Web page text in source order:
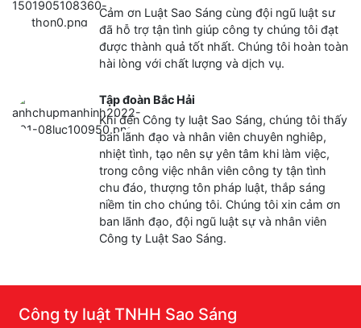
Cảm ơn Luật Sao Sáng cùng đội ngũ luật sư
đã hỗ trợ tận tình giúp công ty chúng tôi đạt
được thành quả tốt nhất. Chúng tôi hoàn toàn
hài lòng với chất lượng và dịch vụ.
Tập đoàn Bắc Hải
Khi đến Công ty luật Sao Sáng, chúng tôi thấy
ban lãnh đạo và nhân viên chuyên nghiêp,
nhiệt tình, tạo nên sự yên tâm khi làm việc,
trong công việc nhân viên công ty tận tình
chu đáo, thượng tôn pháp luật, thắp sáng
niềm tin cho chúng tôi. Chúng tôi xin cảm ơn
ban lãnh đạo, đội ngũ luật sự và nhân viên
Công ty Luật Sao Sáng.
Công ty luật TNHH Sao Sáng